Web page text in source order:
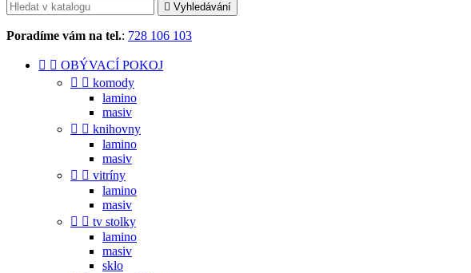
 Vyhledávání
Poradíme vám na tel.: 728 106 103
  OBÝVACÍ POKOJ
  komody
lamino
masiv
  knihovny
lamino
masiv
  vitríny
lamino
masiv
  tv stolky
lamino
masiv
sklo